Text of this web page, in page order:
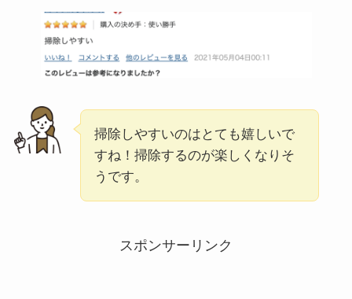
掃除しやすいのはとても嬉しいで
すね！掃除するのが楽しくなりそ
うです。
スポンサーリンク